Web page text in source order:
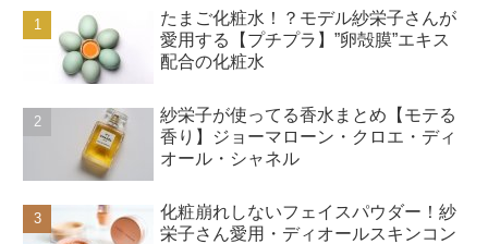
たまご化粧水！？モデル紗栄子さんが
愛用する【プチプラ】”卵殻膜”エキス
配合の化粧水
紗栄子が使ってる香水まとめ【モテる
香り】ジョーマローン・クロエ・ディ
オール・シャネル
化粧崩れしないフェイスパウダー！紗
栄子さん愛用・ディオールスキンコン